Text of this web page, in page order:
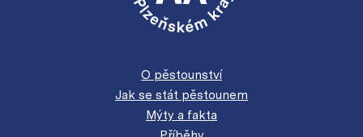
O pěstounství
Jak se stát pěstounem
Mýty a fakta